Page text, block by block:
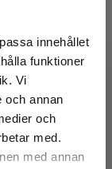
innehållet
funktioner
Vi
och annan
och
med.
med annan